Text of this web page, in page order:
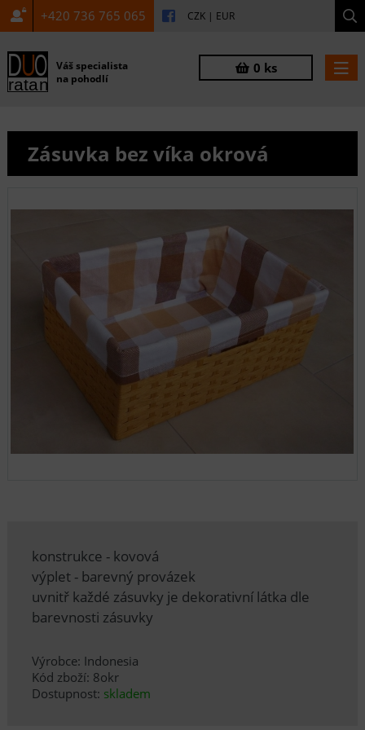
+420 736 765 065 CZK | EUR
Váš specialista
na pohodlí
0 ks
Zásuvka bez víka okrová
konstrukce - kovová
výplet - barevný provázek
uvnitř každé zásuvky je dekorativní látka dle
barevnosti zásuvky
Výrobce: Indonesia
Kód zboží: 8okr
Dostupnost: skladem